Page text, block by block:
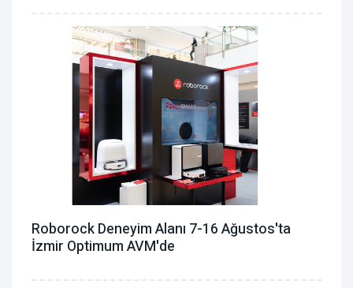
Roborock Deneyim Alanı 7-16 Ağustos'ta
İzmir Optimum AVM'de